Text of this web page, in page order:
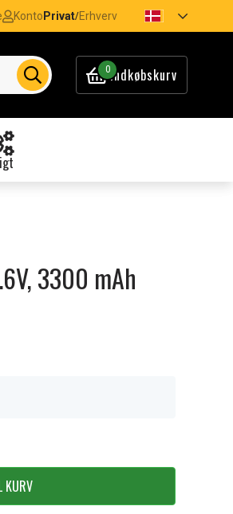
Konto Privat/Erhverv
0Indkøbskurv
3300 mAh
KURV